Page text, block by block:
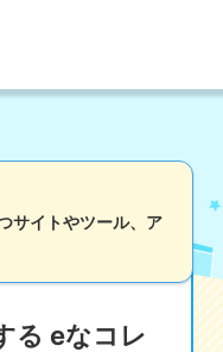
聞く
サイトやツール、 ア
る eなコレ